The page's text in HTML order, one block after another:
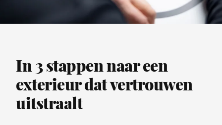
In 3 stappen naar een
exterieur dat vertrouwen
uitstraalt